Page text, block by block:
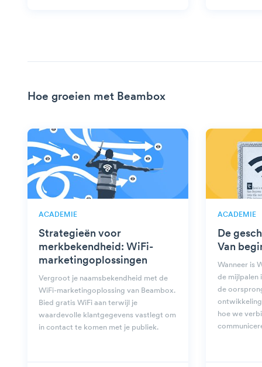
Hoe groeien met Beambox
ACADEMIE
Strategieën voor
merkbekendheid: WiFi-
marketingoplossingen
Vergroot je naamsbekendheid met de
WiFi-marketingoplossing van Beambox.
Bied gratis WiFi aan terwijl je
waardevolle klantgegevens vastlegt om
in contact te komen met je publiek.
ACADEMIE
De
Van
Wanneer is
de mijlpalen
de
hoe we